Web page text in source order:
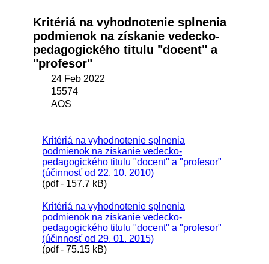
Kritériá na vyhodnotenie splnenia
podmienok na získanie vedecko-
pedagogického titulu "docent" a
"profesor"
24 Feb 2022
15574
AOS
Kritériá na vyhodnotenie splnenia
podmienok na získanie vedecko-
pedagogického titulu "docent" a "profesor"
(účinnosť od 22. 10. 2010)
(pdf - 157.7 kB)
Kritériá na vyhodnotenie splnenia
podmienok na získanie vedecko-
pedagogického titulu "docent" a "profesor"
(účinnosť od 29. 01. 2015)
(pdf - 75.15 kB)